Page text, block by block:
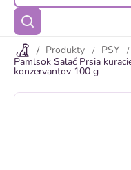
Produkty
PSY
Pamlsok Salač Prsia
konzervantov 100 g